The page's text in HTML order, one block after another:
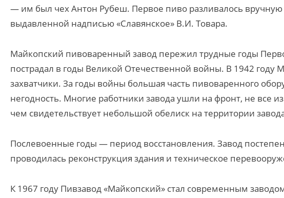
— им был чех Антон Рубеш. Первое пиво разливалось
выдавленной надписью «Славянское» В.И. Товара.
Майкопский пивоваренный завод пережил трудные годы
пострадал в годы Великой Отечественной войны. В 1942
захватчики. За годы войны большая часть пивоваренного
негодность. Многие работники завода ушли на фронт, не все
чем свидетельствует небольшой обелиск на территории
Послевоенные годы — период восстановления. Завод
проводилась реконструкция здания и техническое
К 1967 году Пивзавод «Майкопский» стал современным